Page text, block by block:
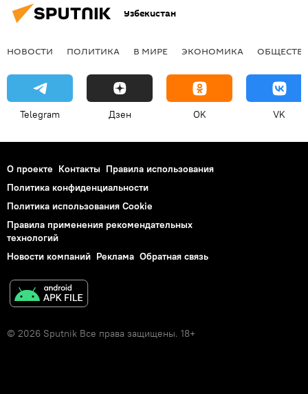
Узбекистан
НОВОСТИ ПОЛИТИКА В МИРЕ ЭКОНОМИКА
Telegram Дзен OK VK
О проекте Контакты Правила использования
Политика конфиденциальности
Политика использования Cookie
Правила применения рекомендательных
технологий
Новости компаний Реклама Обратная связь
© 2026 Sputnik Все права защищены. 18+